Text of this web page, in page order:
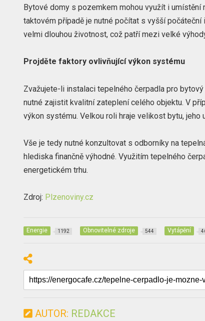
Bytové domy s pozemkem mohou využít i
taktovém případě je nutné počítat s vyšší
velmi dlouhou životnost, což patří mezi velké
Projděte faktory ovlivňující výkon systému
Zvažujete-li instalaci tepelného čerpadla pro
nutné zajistit kvalitní zateplení celého objektu. V
výkon systému. Velkou roli hraje velikost bytu,
Vše je tedy nutné konzultovat s odborníky na
hlediska finančně výhodné. Využitím tepelného
energetickém trhu.
Zdroj: Plzenoviny.cz
Energie 1192 Obnovitelné zdroje 544 Vytápění
AUTOR: REDAKCE